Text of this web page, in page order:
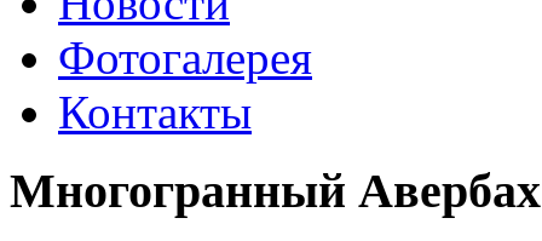
Фотогалерея
Контакты
Многогранный Авербах